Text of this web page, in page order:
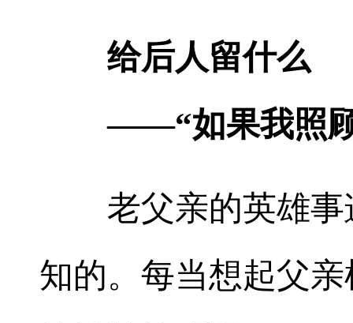
给后人留什么
——“如果我照顾
老父亲的英雄事
知的。每当想起父